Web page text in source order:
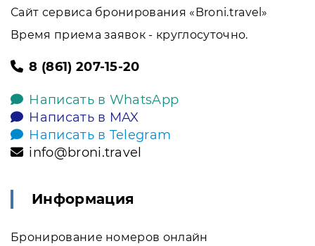
Сайт сервиса бронирования «Broni.travel»
Время приема заявок - круглосуточно.
8 (861) 207-15-20
Написать в WhatsApp
Написать в MAX
Написать в Telegram
info@broni.travel
Информация
Бронирование номеров онлайн